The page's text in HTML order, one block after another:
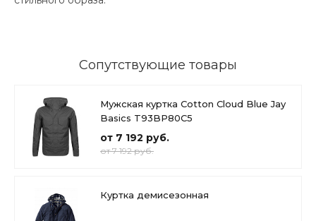
Сопутствующие товары
Мужская куртка Cotton Cloud Blue Jay
Basics T93BP80C5
от 7 192 руб.
от 7 192 руб.
Куртка демисезонная